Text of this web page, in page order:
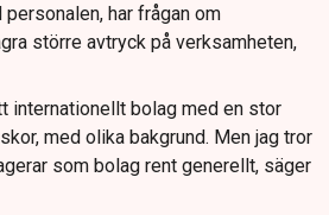
har frågan om
större avtryck på verksamheten,
internationellt bolag med en stor
med olika bakgrund. Men jag tror
som bolag rent generellt, säger